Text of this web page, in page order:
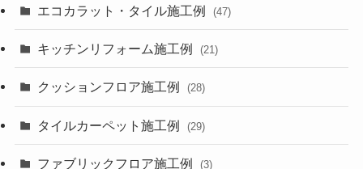
エコカラット・タイル施工例 (47)
キッチンリフォーム施工例 (21)
クッションフロア施工例 (28)
タイルカーペット施工例 (29)
ファブリックフロア施工例 (3)